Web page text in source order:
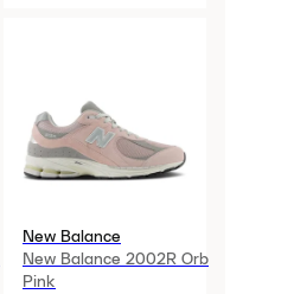
New Balance
New Balance 2002R Orb
Pink